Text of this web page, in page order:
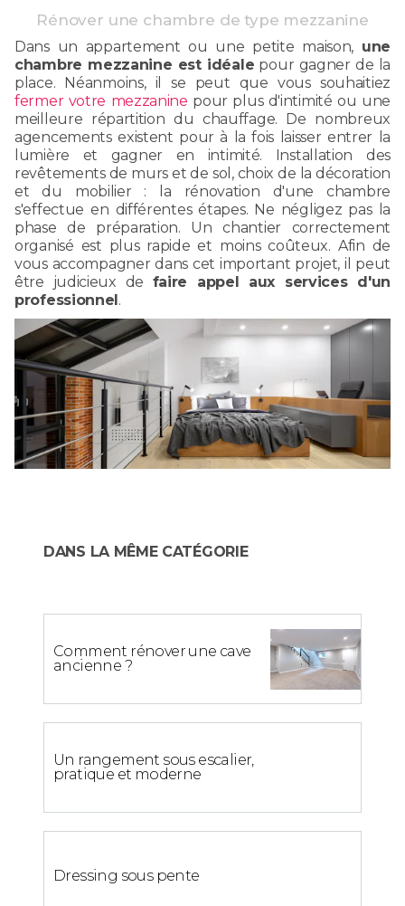
Rénover une chambre de type mezzanine
Dans un appartement ou une petite maison, une
chambre mezzanine est idéale pour gagner de la
place. Néanmoins, il se peut que vous souhaitiez
fermer votre mezzanine pour plus d'intimité ou une
meilleure répartition du chauffage. De nombreux
agencements existent pour à la fois laisser entrer la
lumière et gagner en intimité. Installation des
revêtements de murs et de sol, choix de la décoration
et du mobilier : la rénovation d'une chambre
s'effectue en différentes étapes. Ne négligez pas la
phase de préparation. Un chantier correctement
organisé est plus rapide et moins coûteux. Afin de
vous accompagner dans cet important projet, il peut
être judicieux de faire appel aux services d'un
professionnel.
DANS LA MÊME CATÉGORIE
Comment rénover une cave
ancienne ?
Un rangement sous escalier,
pratique et moderne
Dressing sous pente